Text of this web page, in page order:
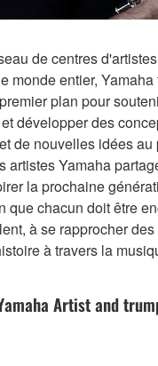
de centres
monde entier,
plan pour
développer des
de nouvelles idées au
artistes Yamaha
la prochaine
que chacun doit être
à se rapprocher
à travers la
Artist and